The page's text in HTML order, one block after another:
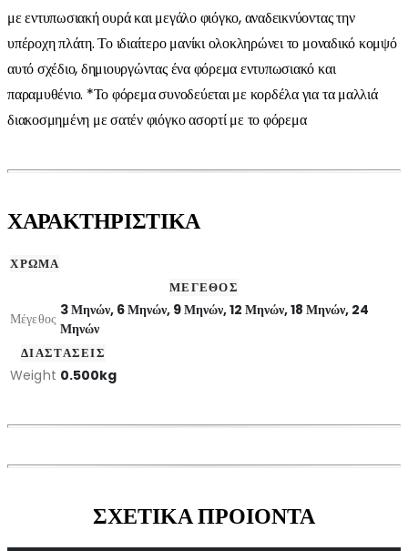
με εντυπωσιακή ουρά και μεγάλο φιόγκο, αναδεικνύοντας την
υπέροχη πλάτη. Το ιδιαίτερο μανίκι ολοκληρώνει το μοναδικό κομψό
αυτό σχέδιο, δημιουργώντας ένα φόρεμα εντυπωσιακό και
παραμυθένιο. *Το φόρεμα συνοδεύεται με κορδέλα για τα μαλλιά
διακοσμημένη με σατέν φιόγκο ασορτί με το φόρεμα
ΧΑΡΑΚΤΗΡΙΣΤΙΚΑ
ΧΡΩΜΑ
ΜΕΓΕΘΟΣ
Μέγεθος 3 Μηνών, 6 Μηνών, 9 Μηνών, 12 Μηνών, 18 Μηνών, 24
Μηνών
ΔΙΑΣΤΑΣΕΙΣ
Weight 0.500kg
ΣΧΕΤΙΚΑ ΠΡΟΙΟΝΤΑ